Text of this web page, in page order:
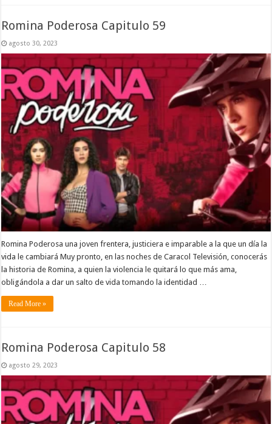
Romina Poderosa Capitulo 59
agosto 30, 2023
Romina Poderosa una joven frentera, justiciera e imparable a la que un día la
vida le cambiará Muy pronto, en las noches de Caracol Televisión, conocerás
la historia de Romina, a quien la violencia le quitará lo que más ama,
obligándola a dar un salto de vida tomando la identidad …
Read More »
Romina Poderosa Capitulo 58
agosto 29, 2023